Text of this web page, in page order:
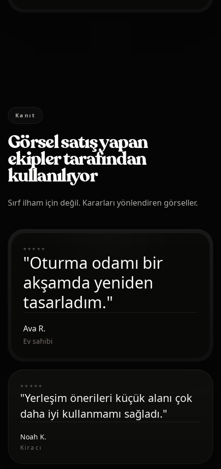
Kanıt
Görsel satış yapan
ekipler tarafından
kullanılıyor
Sırf ilham için değil. Kararları yönlendiren görseller.
+++ + +
"Oturma odamı bir
akşamda yeniden
tasarladım."
Ava R.
Ev sahibi
++ + ++
"Yerleşim önerileri küçük alanı çok
daha iyi kullanmamı sağladı."
Noah K.
Kiracı